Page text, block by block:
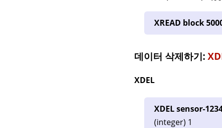
XREAD block
데이터 삭제하기:
XDEL
XDEL sensor-
(integer) 1